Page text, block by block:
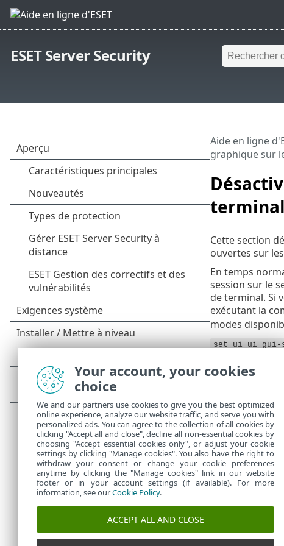
ESET Server Security
terminal
Aide en ligne
graphique sur
Cette section
ouvertes sur
En temps
session sur le
de terminal. Si
exécutant la
modes
set ui ui gui-
set ui ui gui-
Si vous
Si vous
décrits
Your account, your cookies
choice
We and our partners use cookies to give you the best optimized
online experience, analyze our website traffic, and serve you with
personalized ads. You can agree to the collection of all cookies by
clicking "Accept all and close", decline all non-essential cookies by
choosing "Accept essential cookies only", or adjust your cookie
settings by clicking "Manage cookies". You also have the right to
withdraw your consent or change your cookie preferences
anytime by clicking the "Manage cookies" link in our website
footer or in your account settings (if available). For more
information, see ourCookie Policy.
ACCEPT ALL AND CLOSE